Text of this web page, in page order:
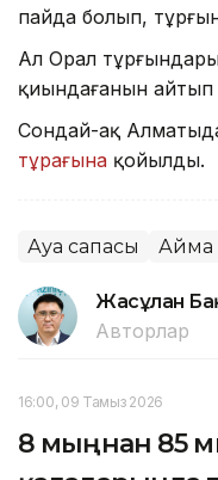
пайда болып,
Ал Орал
қиындағанын
Сондай-ақ
тұрағына қойылды.
Ауа сапасы Аймақ
Жасұлан
Авторлар
16:00, 09 Тамыз 2026
8 мыңнан 85